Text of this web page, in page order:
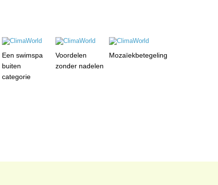
Een swimspa
buiten
categorie
Voordelen
zonder nadelen
Mozaïekbetegeling